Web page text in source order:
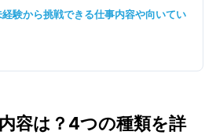
験から挑戦できる仕事内容や向いてい
容は？4つの種類を詳